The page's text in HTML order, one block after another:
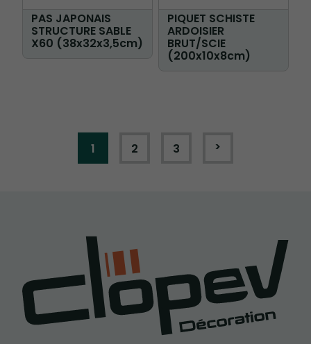
PAS JAPONAIS
STRUCTURE SABLE
X60 (38x32x3,5cm)
PIQUET SCHISTE
ARDOISIER
BRUT/SCIE
(200x10x8cm)
Page
Vous lisez actuellement la page
1 Page
2 Page
3